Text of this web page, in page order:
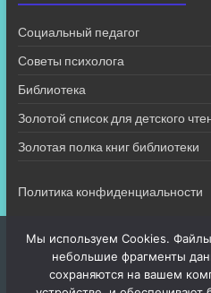
Социальный педагог
Советы психолога
Библиотека
Золотой список для детского
Золотая полка книг библиотеки
Политика конфиденциальности
Мы используем Cookies.
небольшие фрагменты
сохраняются на вашем